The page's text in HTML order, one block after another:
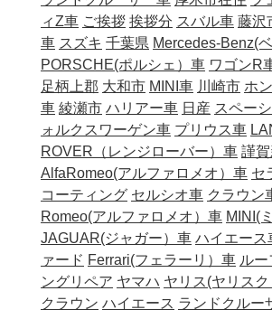
ィZ車 ご挨拶 挨拶分 スバル車 藤沢
車 スズキ 千葉県 Mercedes-Benz(
PORSCHE(ポルシェ）車 ワゴンR
足柄上郡 大和市 MINI車 川崎市 ホ
車 綾瀬市 ハリアー車 日産 スペー
ォルクスワーゲン車 プリウス車
ROVER（レンジローバー）車 謹
AlfaRomeo(アルファロメオ）車 セ
コーティング セルシオ車 クラウン
Romeo(アルファロメオ）車 MINI(
JAGUAR(ジャガー）車 ハイエース
ァード Ferrari(フェラーリ）車 ルー
ングリペア ヤマハ ヤリス(ヤリスク
クラウン ハイエース ランドクルー